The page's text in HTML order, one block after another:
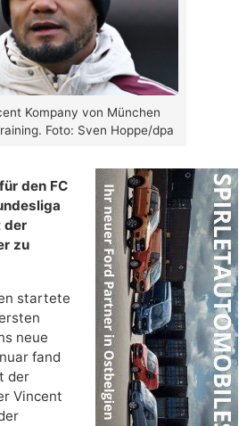
Kompany von München
Foto: Sven Hoppe/dpa
den FC
der
zu
startete
neue
fand
der
Vincent